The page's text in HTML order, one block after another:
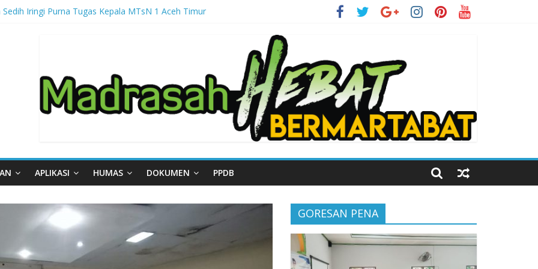
Sedih Iringi Purna Tugas Kepala MTsN 1 Aceh Timur
APLIKASI HUMAS DOKUMEN PPDB
GORESAN PENA